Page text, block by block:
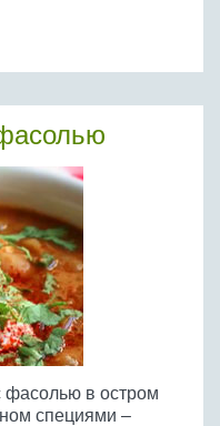
фасолью в остром
специями –